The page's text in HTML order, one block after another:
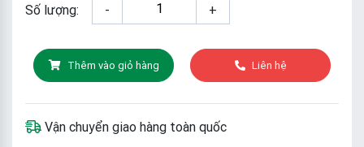
Số lượng: - +
Thêm vào giỏ hàng Liên hệ
Vận chuyển giao hàng toàn quốc